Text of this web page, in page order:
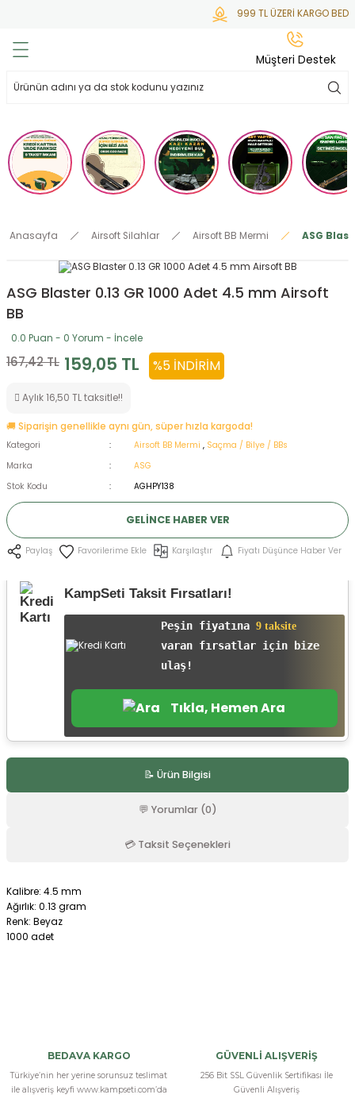
999 TL ÜZERİ KARGO
Anasayfa Airsoft Silahlar Airsoft BB Mermi ASG
ASG Blaster 0.13 GR 1000 Adet 4.5 mm Airsoft
BB
0.0 Puan - 0 Yorum - İncele
167,42 TL 159,05 TL %5 İNDIRIM
Aylık 16,50 TL taksitle!!
🚚 Siparişin genellikle aynı gün, süper hızla kargoda!
Kategori Airsoft BB Mermi , Saçma / Bilye / BBs
Marka
ASG
Stok Kodu
AGHPY138
GELINCE HABER VER
Paylaş Karşılaştır Fiyatı Düşünce Haber Ver
KampSeti Taksit Fırsatları!
Peşin fiyatına 9 taksite
varan fırsatlar için bize
ulaş!
Tıkla, Hemen Ara
📝 Ürün Bilgisi
💬 Yorumlar (0)
💳 Taksit Seçenekleri
Kalibre: 4.5 mm
Ağırlık: 0.13 gram
Renk: Beyaz
1000 adet
BEDAVA KARGO
Türkiye’nin her yerine sorunsuz teslimat
ile alışveriş keyfi www.kampseti.com’da
GÜVENLİ ALIŞVERİŞ
256 Bit SSL Güvenlik Sertifikası İle
Güvenli Alışveriş